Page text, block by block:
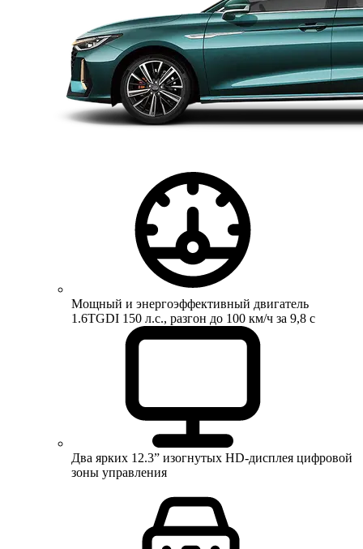
Мощный и энергоэффективный двигатель
1.6TGDI 150 л.с., разгон до 100 км/ч за 9,8 с
Два ярких 12.3” изогнутых HD-дисплея цифровой
зоны управления